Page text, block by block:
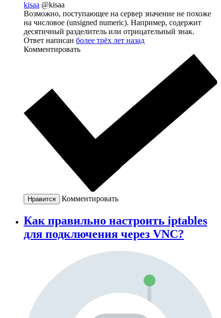
kisaa @kisaa
Возможно, поступающее на сервер значение не похоже
на числовое (unsigned numeric). Например, содержит
десятичный разделитель или отрицательный знак.
Ответ написан более трёх лет назад
Комментировать
Нравится Комментировать
Как правильно настроить iptables
для подключения через VNC?